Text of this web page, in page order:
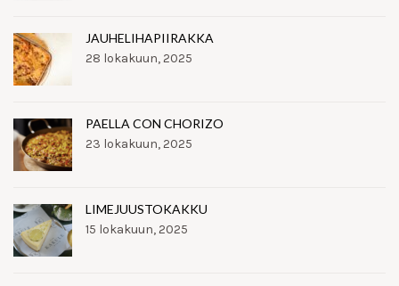
JAUHELIHAPIIRAKKA
28 lokakuun, 2025
PAELLA CON CHORIZO
23 lokakuun, 2025
LIMEJUUSTOKAKKU
15 lokakuun, 2025